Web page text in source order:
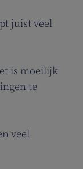
juist veel
is moeilijk
te
veel